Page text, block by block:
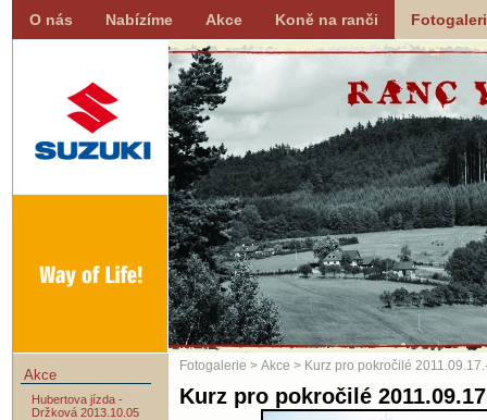
O nás Nabízíme Akce Koně na ranči
Akce
Hubertova jízda -
Držková 2013.10.05
Fotogalerie > Akce > Kurz pro pokročilé
Kurz pro pokročilé